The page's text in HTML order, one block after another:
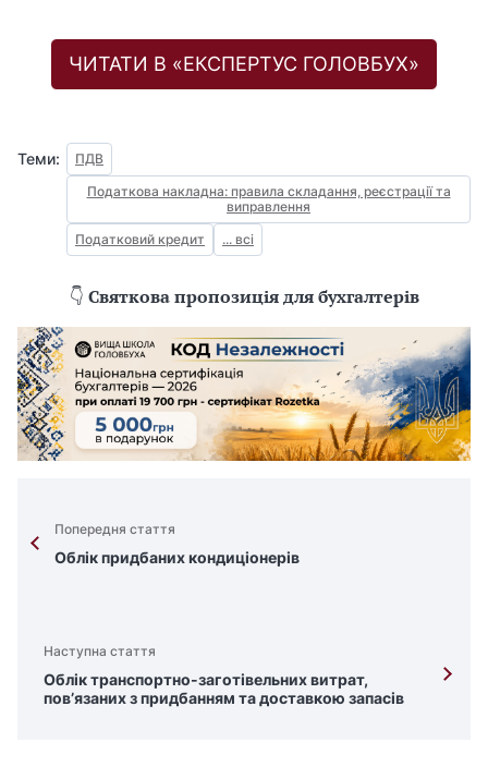
ЧИТАТИ В «ЕКСПЕРТУС ГОЛОВБУХ»
Теми:
ПДВ
Податкова накладна: правила складання, реєстрації та
виправлення
Податковий кредит
... всі
👇 Святкова пропозиція для бухгалтерів
Попередня стаття
Облік придбаних кондиціонерів
Наступна стаття
Облік транспортно-заготівельних витрат,
пов’язаних з придбанням та доставкою запасів